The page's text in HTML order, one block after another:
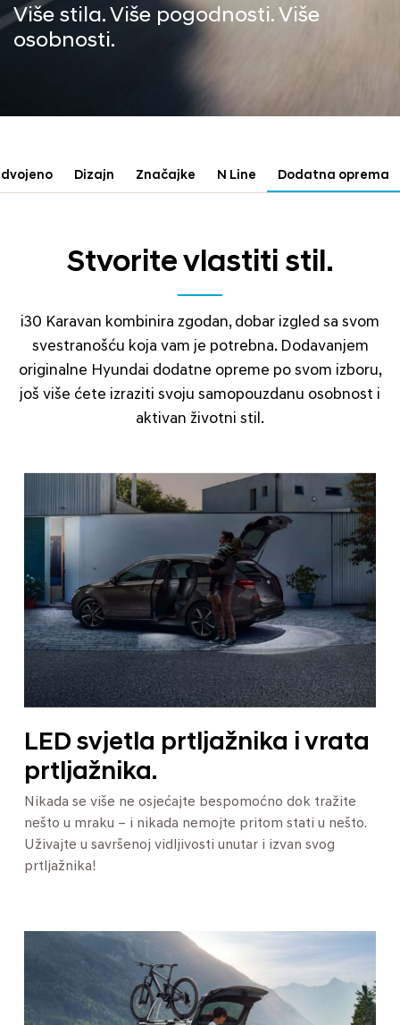
Više stila. Više pogodnosti. Više
osobnosti.
Dizajn Značajke N Line Dodatna oprema
Stvorite vlastiti stil.
i30 Karavan kombinira zgodan, dobar izgled sa svom
svestranošću koja vam je potrebna. Dodavanjem
originalne Hyundai dodatne opreme po svom izboru,
još više ćete izraziti svoju samopouzdanu osobnost i
aktivan životni stil.
LED svjetla prtljažnika i vrata
prtljažnika.
Nikada se više ne osjećajte bespomoćno dok tražite
nešto u mraku – i nikada nemojte pritom stati u nešto.
Uživajte u savršenoj vidljivosti unutar i izvan svog
prtljažnika!